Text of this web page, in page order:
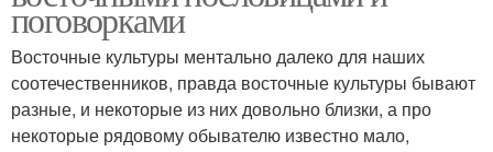
поговорками
Восточные культуры ментально далеко для наших
соотечественников, правда восточные культуры бывают
разные, и некоторые из них довольно близки, а про
некоторые рядовому обывателю известно мало,